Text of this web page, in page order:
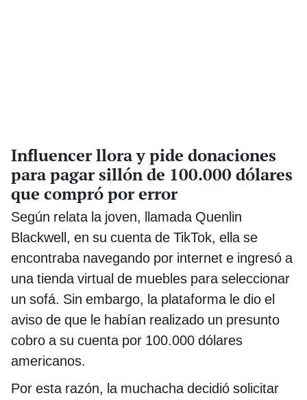
Influencer llora y pide donaciones
para pagar sillón de 100.000 dólares
que compró por error
Según relata la joven, llamada Quenlin
Blackwell, en su cuenta de TikTok, ella se
encontraba navegando por internet e ingresó a
una tienda virtual de muebles para seleccionar
un sofá. Sin embargo, la plataforma le dio el
aviso de que le habían realizado un presunto
cobro a su cuenta por 100.000 dólares
americanos.
Por esta razón, la muchacha decidió solicitar